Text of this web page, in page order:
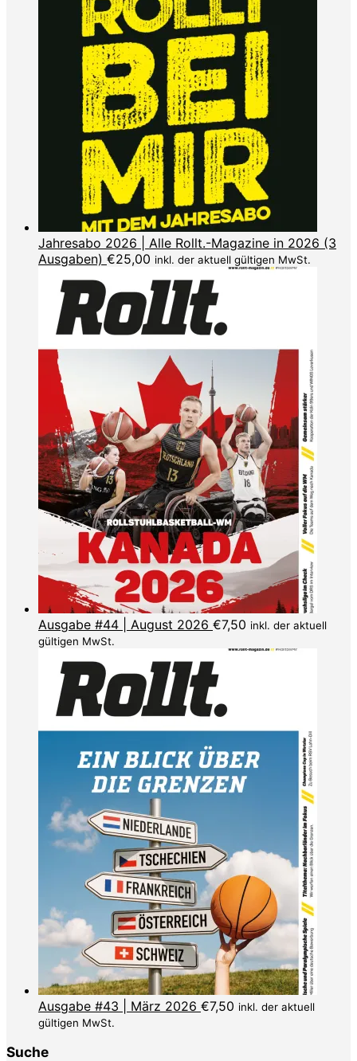
Jahresabo 2026 | Alle Rollt.-Magazine in 2026 (3
Ausgaben) €25,00 inkl. der aktuell gültigen MwSt.
Ausgabe #44 | August 2026 €7,50 inkl. der aktuell
gültigen MwSt.
Ausgabe #43 | März 2026 €7,50 inkl. der aktuell
gültigen MwSt.
Suche